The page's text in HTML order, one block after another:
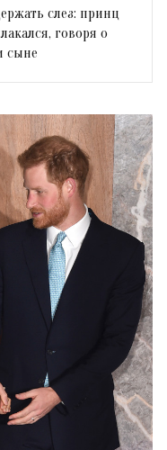
слез: принц
говоря о
сыне